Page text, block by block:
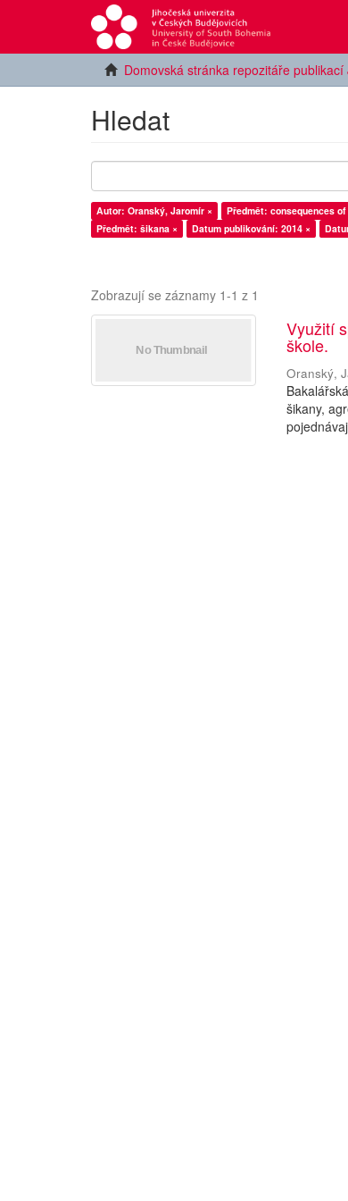
Domovská stránka repozitáře publikací
Hledat
Autor: Oranský, Jaromír × Předmět: consequences
Předmět: šikana ×
Datum publikování: 2014 ×
Zobrazují se záznamy 1-1 z 1
Využití
škole.
Oranský,
šikany,